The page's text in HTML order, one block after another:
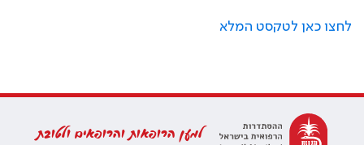
לחצו כאן לטקסט המלא
למען הרופאות והרופאים ולטובת